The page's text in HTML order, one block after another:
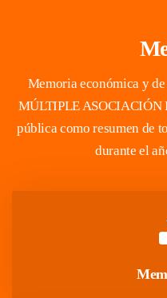
Memoria económica y
MÚLTIPLE ASOCIACIÓN
pública como resumen de
durante el